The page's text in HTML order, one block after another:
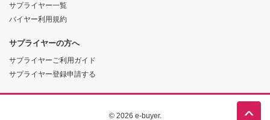
サプライヤー一覧
バイヤー利用規約
サプライヤーの方へ
サプライヤーご利用ガイド
サプライヤー登録申請する
© 2026 e-buyer.